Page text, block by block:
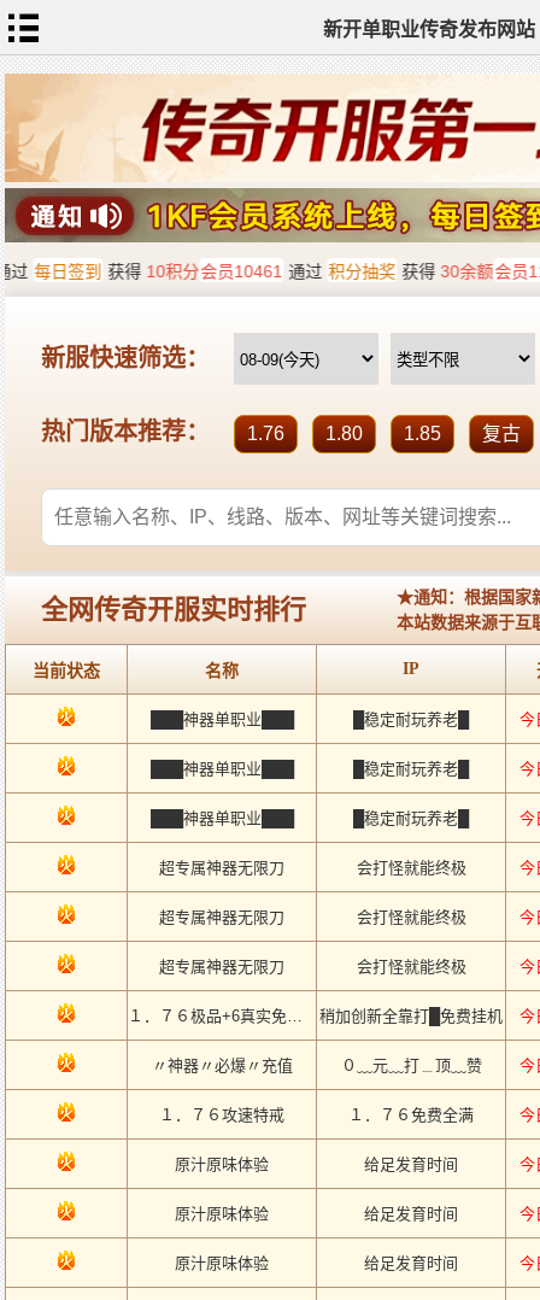
新开单职业传奇发布网站
网
站
首
页
单
职
业
传
奇
迷
失
传
奇
神
器
单
职
业
打
金
传
奇
sf
新
开
单
职
业
传
奇
全
站
标
签